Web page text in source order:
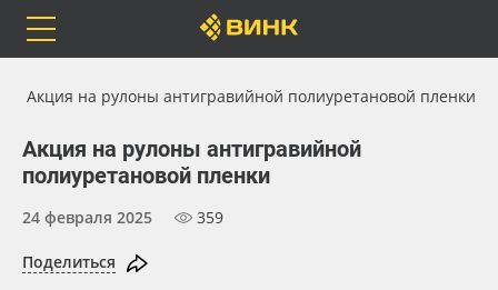
Каталог
Orafol
Весь каталог
Рулонные материалы
Акция на рулоны антигравийной полиуретановой пленки
Акция на рулоны антигравийной
полиуретановой пленки
24 февраля 2025 359
Поделиться